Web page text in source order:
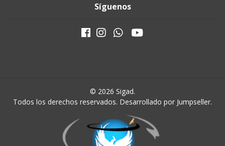
Síguenos
© 2026 Sigad.
Todos los derechos reservados. Desarrollado por Jumpseller.